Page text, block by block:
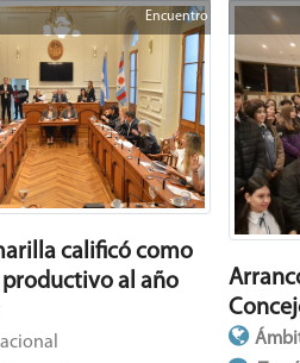
Encuentro
calificó como
al año